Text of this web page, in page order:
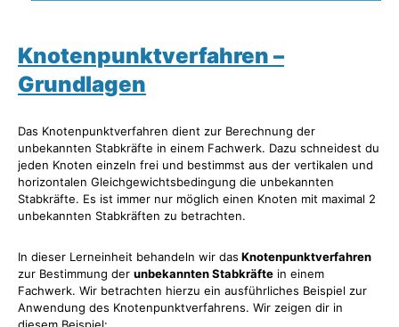
Knotenpunktverfahren –
Grundlagen
Das Knotenpunktverfahren dient zur Berechnung der
unbekannten Stabkräfte in einem Fachwerk. Dazu schneidest du
jeden Knoten einzeln frei und bestimmst aus der vertikalen und
horizontalen Gleichgewichtsbedingung die unbekannten
Stabkräfte. Es ist immer nur möglich einen Knoten mit maximal 2
unbekannten Stabkräften zu betrachten.
In dieser Lerneinheit behandeln wir das Knotenpunktverfahren
zur Bestimmung der unbekannten Stabkräfte in einem
Fachwerk. Wir betrachten hierzu ein ausführliches Beispiel zur
Anwendung des Knotenpunktverfahrens. Wir zeigen dir in